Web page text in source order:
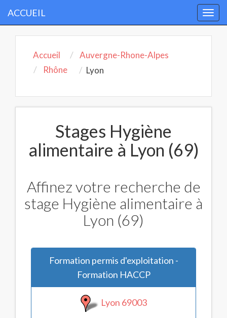
ACCUEIL
Accueil
Auvergne-Rhone-Alpes
Rhône
Lyon
Stages Hygiène
alimentaire à Lyon (69)
Affinez votre recherche de
stage Hygiène alimentaire à
Lyon (69)
Formation permis d'exploitation -
Formation HACCP
Lyon 69003